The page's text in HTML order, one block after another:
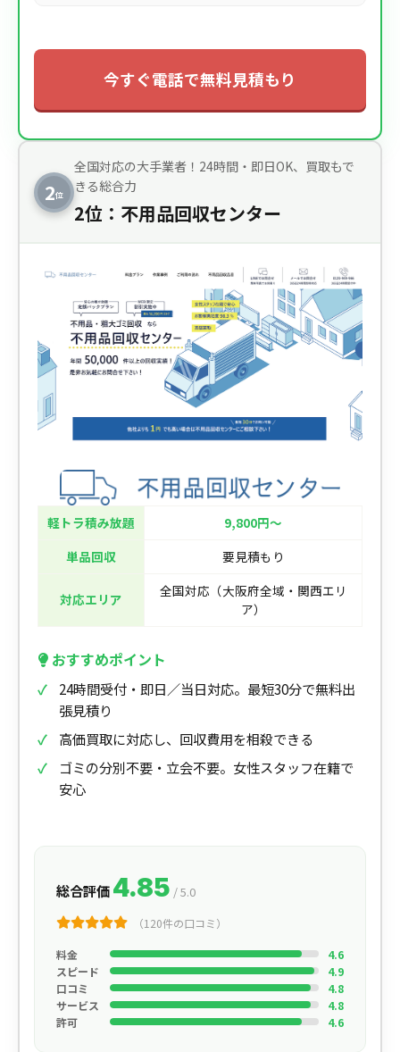
今すぐ電話で無料見積もり
2位
全国対応の大手業者！24時間・即日OK、買取もで
きる総合力
2位：不用品回収センター
軽トラ積み放題
9,800円〜
単品回収
要見積もり
対応エリア
全国対応（大阪府全域・関西エリ
ア）
おすすめポイント
24時間受付・即日／当日対応。最短30分で無料出
張見積り
高価買取に対応し、回収費用を相殺できる
ゴミの分別不要・立会不要。女性スタッフ在籍で
安心
総合評価4.85 / 5.0
（120件の口コミ）
料金
4.6
スピード
4.9
口コミ
4.8
サービス
4.8
許可
4.6